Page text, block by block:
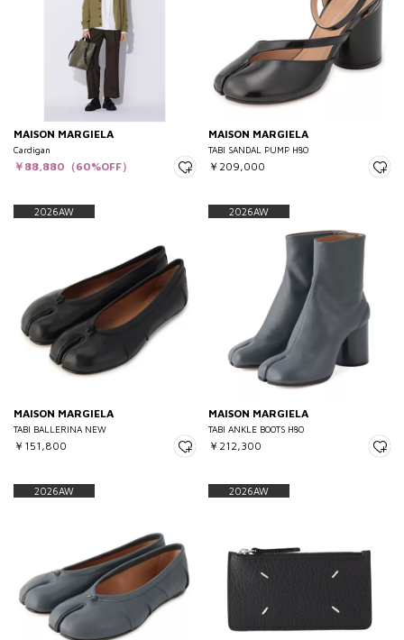
MAISON MARGIELA
Cardigan
￥88,880（60%OFF）
MAISON MARGIELA
TABI SANDAL PUMP H80
￥209,000
2026AW
MAISON MARGIELA
TABI BALLERINA NEW
￥151,800
2026AW
MAISON MARGIELA
TABI ANKLE BOOTS H80
￥212,300
2026AW 2026AW